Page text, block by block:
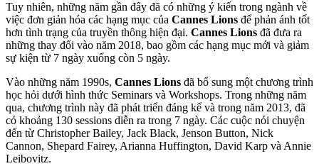
Tuy nhiên, những năm gần đây đã có những ý kiến trong ngành về
việc đơn giản hóa các hạng mục của Cannes Lions để phản ánh tốt
hơn tình trạng của truyền thông hiện đại. Cannes Lions đã đưa ra
những thay đổi vào năm 2018, bao gồm các hạng mục mới và giảm
sự kiện từ 7 ngày xuống còn 5 ngày.
Vào những năm 1990s, Cannes Lions đã bổ sung một chương trình
học hỏi dưới hình thức Seminars và Workshops. Trong những năm
qua, chương trình này đã phát triển đáng kể và trong năm 2013, đã
có khoảng 130 sessions diễn ra trong 7 ngày. Các cuộc nói chuyện
đến từ Christopher Bailey, Jack Black, Jenson Button, Nick
Cannon, Shepard Fairey, Arianna Huffington, David Karp và Annie
Leibovitz.